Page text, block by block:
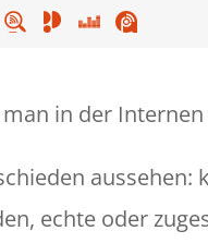
in der
aussehen:
echte oder